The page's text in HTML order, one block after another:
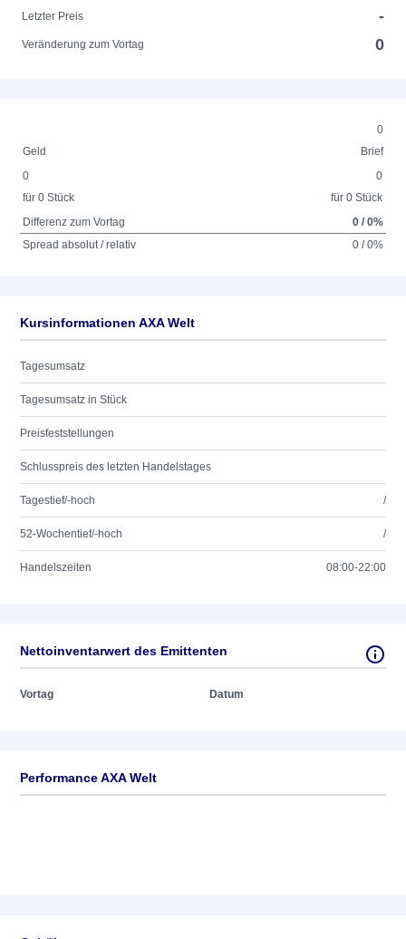
Letzter Preis
-
Veränderung zum Vortag 0
0
Geld
Brief
0
für 0 Stück
0
für 0 Stück
Differenz zum Vortag
0 / 0%
Spread absolut / relativ
0 / 0%
Kursinformationen AXA Welt
Tagesumsatz
Tagesumsatz in Stück
Preisfeststellungen
Schlusspreis des letzten Handelstages
Tagestief/-hoch /
52-Wochentief/-hoch /
Handelszeiten 08:00-22:00
Nettoinventarwert des Emittenten
Vortag Datum
Performance AXA Welt